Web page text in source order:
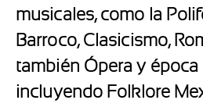
musicales, como la
Barroco, Clasicismo,
también Ópera y época
incluyendo Folklore